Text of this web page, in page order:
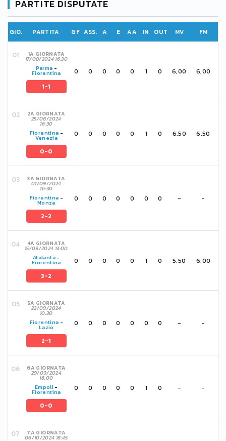
PARTITE DISPUTATE
GIO. PARTITA GF ASS. A E AA IN OUT MV FM
1A GIORNATA
17/08/2024 16:30
Parma -
Fiorentina
1-1
0 0 0 0 0 1 0 6,00 6,00
2A GIORNATA
25/08/2024
16:30
Fiorentina -
Venezia
0-0
0 0 0 0 0 1 0 6,50 6,50
3A GIORNATA
01/09/2024
16:30
Fiorentina -
Monza
2-2
0 0 0 0 0 0 0 - -
4A GIORNATA
15/09/2024 13:00
Atalanta-
Fiorentina
3-2
0 0 0 0 0 1 0 5,50 6,00
5A GIORNATA
22/09/2024
10:30
Fiorentina -
Lazio
2-1
0 0 0 0 0 0 0 - -
6A GIORNATA
29/09/2024
16:00
Empoli -
Fiorentina
0-0
0 0 0 0 0 1 0 - -
7A GIORNATA
06/10/2024 18:45